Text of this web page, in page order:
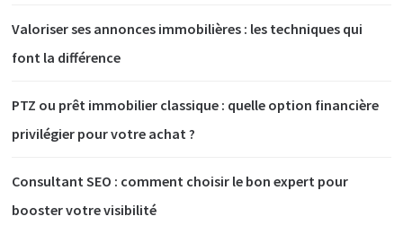
Valoriser ses annonces immobilières : les techniques qui
font la différence
PTZ ou prêt immobilier classique : quelle option financière
privilégier pour votre achat ?
Consultant SEO : comment choisir le bon expert pour
booster votre visibilité